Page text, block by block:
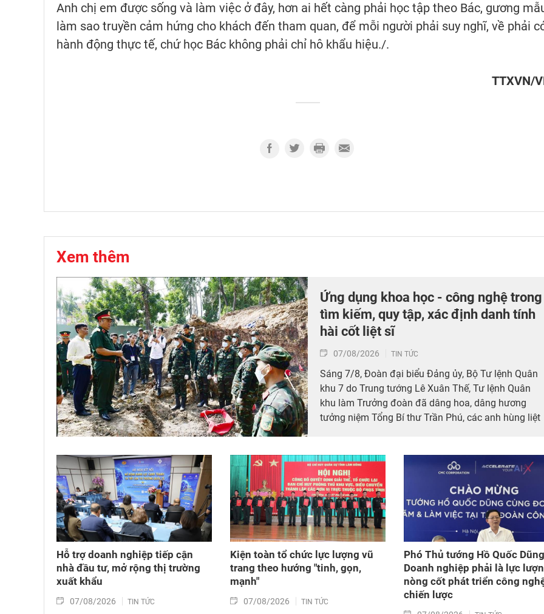
Anh chị em được sống và làm việc ở đây, hơn ai hết càng phải học tập theo Bác, gương
làm sao truyền cảm hứng cho khách đến tham quan, để mỗi người phải suy nghĩ, về phải
hành động thực tế, chứ học Bác không phải chỉ hô khẩu hiệu./.
TTXVN/
Xem thêm
Ứng dụng khoa học - công nghệ trong
tìm kiếm, quy tập, xác định danh tính
hài cốt liệt sĩ
07/08/2026 TIN TỨC
Sáng 7/8, Đoàn đại biểu Đảng ủy, Bộ Tư lệnh Quân
khu 7 do Trung tướng Lê Xuân Thế, Tư lệnh Quân
khu làm Trưởng đoàn đã dâng hoa, dâng hương
tưởng niệm Tổng Bí thư Trần Phú, các anh hùng liệt
cốt liệt sĩ tại Công viên Lê Thị Riêng, phường Hòa
Hưng, Thành phố Hồ Chí Minh.
Hỗ trợ doanh nghiệp tiếp cận
nhà đầu tư, mở rộng thị trường
xuất khẩu
07/08/2026 TIN TỨC
Kiện toàn tổ chức lực lượng vũ
trang theo hướng "tinh, gọn,
mạnh"
07/08/2026 TIN TỨC
Phó Thủ tướng Hồ Quốc
Doanh nghiệp phải là lực
nòng cốt phát triển công
chiến lược